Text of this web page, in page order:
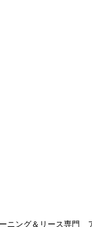
ニング＆リース専門